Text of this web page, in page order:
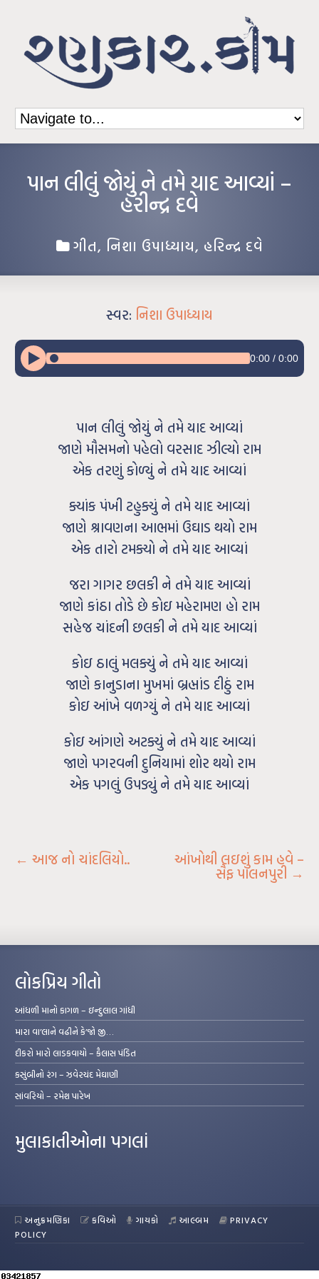
પાન લીલું જોયું ને તમે યાદ આવ્યાં –
હરીન્દ્ર દવે
ગીત, નિશા ઉપાધ્યાય, હરિન્દ્ર દવે
સ્વર: નિશા ઉપાધ્યાય
0:00/ 0:00
પાન લીલું જોયું ને તમે યાદ આવ્યાં
જાણે મૌસમનો પહેલો વરસાદ ઝીલ્યો રામ
એક તરણું કોળ્યું ને તમે યાદ આવ્યાં
ક્યાંક પંખી ટહુક્યું ને તમે યાદ આવ્યાં
જાણે શ્રાવણના આભમાં ઉઘાડ થયો રામ
એક તારો ટમક્યો ને તમે યાદ આવ્યાં
જરા ગાગર છલકી ને તમે યાદ આવ્યાં
જાણે કાંઠા તોડે છે કોઇ મહેરામણ હો રામ
સહેજ ચાંદની છલકી ને તમે યાદ આવ્યાં
કોઇ ઠાલું મલક્યું ને તમે યાદ આવ્યાં
જાણે કાનુડાના મુખમાં બ્રહ્માંડ દીઠું રામ
કોઇ આંખે વળગ્યું ને તમે યાદ આવ્યાં
કોઇ આંગણે અટક્યું ને તમે યાદ આવ્યાં
જાણે પગરવની દુનિયામાં શોર થયો રામ
એક પગલું ઉપડ્યું ને તમે યાદ આવ્યાં
← આજ નો ચાંદલિયો.. આંખોથી લઇશું કામ હવે –
સૈફ પાલનપુરી →
લોકપ્રિય ગીતો
આંધળી માનો કાગળ – ઇન્દુલાલ ગાંધી
મારા વા’લાને વઢીને કે’જો જી…
દીકરો મારો લાડકવાયો – કૈલાસ પંડિત
કસુંબીનો રંગ – ઝવેરચંદ મેઘાણી
સાંવરિયો – રમેશ પારેખ
મુલાકાતીઓના પગલાં
અનુક્રમણિકા કવિઓ ગાયકો આલ્બમ
PRIVACY
POLICY